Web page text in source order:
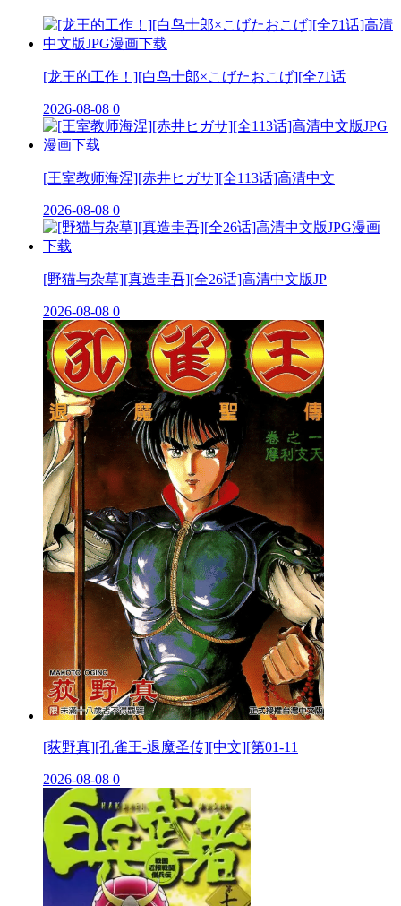
[龙王的工作！][白鸟士郎×こげたおこげ][全71话
2026-08-08 0
[王室教师海涅][赤井ヒガサ][全113话]高清中文
2026-08-08 0
[野猫与杂草][真造圭吾][全26话]高清中文版JP
2026-08-08 0
[荻野真][孔雀王-退魔圣传][中文][第01-11
2026-08-08 0